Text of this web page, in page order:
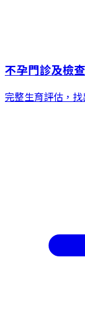
不孕門診及檢
完整生育評估，